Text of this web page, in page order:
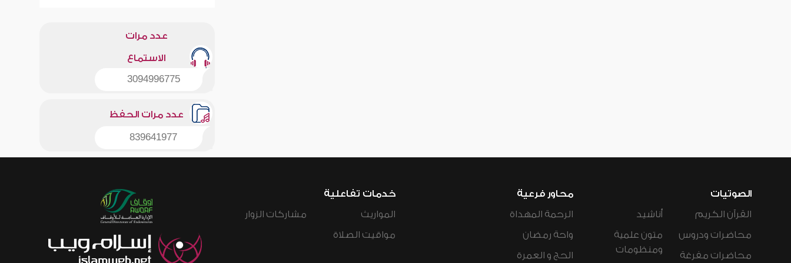
عدد مرات
الاستماع
3094996775
عدد مرات الحفظ
839641977
الصوتيات
القرآن الكريم
محاضرات ودروس
محاضرات مفرغة
أناشيد
متون علمية
ومنظومات
محاور فرعية
الرحمة المهداة
واحة رمضان
الحج و العمرة
خدمات تفاعلية
المواريث
مواقيت الصلاة
مشاركات الزوار